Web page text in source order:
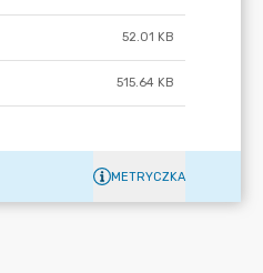
52.01 KB
515.64 KB
METRYCZKA